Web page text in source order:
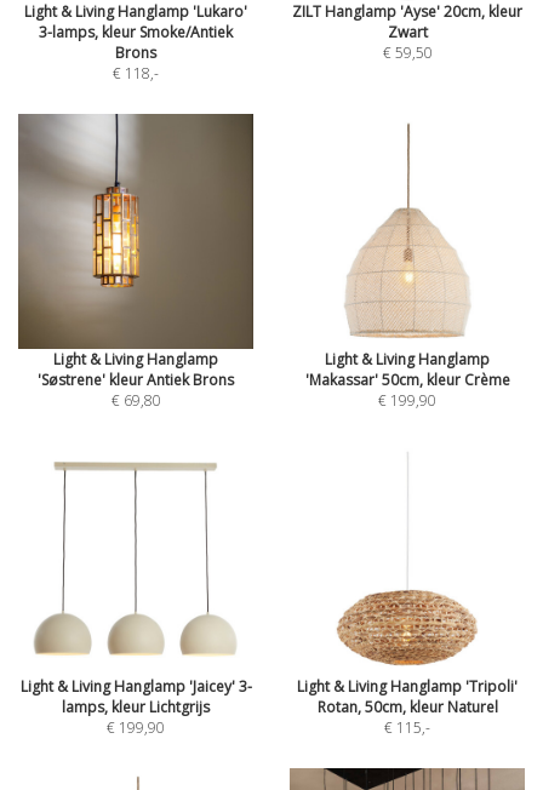
Light & Living Hanglamp 'Lukaro'
3-lamps, kleur Smoke/Antiek
Brons
€ 118,-
ZILT Hanglamp 'Ayse' 20cm, kleur
Zwart
€ 59,50
Light & Living Hanglamp
'Søstrene' kleur Antiek Brons
€ 69,80
Light & Living Hanglamp
'Makassar' 50cm, kleur Crème
€ 199,90
Light & Living Hanglamp 'Jaicey' 3-
lamps, kleur Lichtgrijs
€ 199,90
Light & Living Hanglamp 'Tripoli'
Rotan, 50cm, kleur Naturel
€ 115,-